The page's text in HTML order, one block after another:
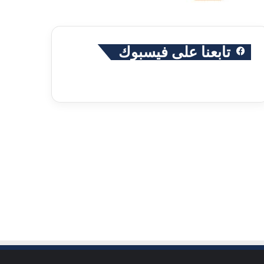
تابعنا على فيسبوك